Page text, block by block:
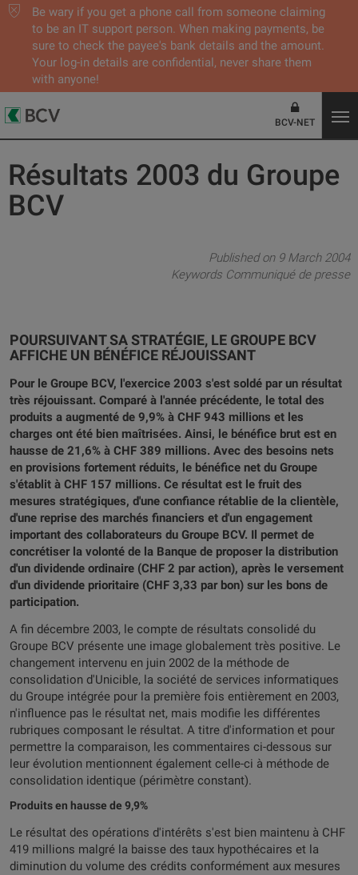
Be wary if you get a phone call from someone claiming
to be an IT support person. When making payments, be
sure to check the payee's bank details and the amount.
Your log-in details are confidential, never share them
with anyone!
BCV-NET
Résultats 2003 du Groupe
BCV
Published on 9 March 2004
Keywords Communiqué de presse
POURSUIVANT SA STRATÉGIE, LE GROUPE BCV
AFFICHE UN BÉNÉFICE RÉJOUISSANT
Pour le Groupe BCV, l'exercice 2003 s'est soldé par un résultat
très réjouissant. Comparé à l'année précédente, le total des
produits a augmenté de 9,9% à CHF 943 millions et les
charges ont été bien maîtrisées. Ainsi, le bénéfice brut est en
hausse de 21,6% à CHF 389 millions. Avec des besoins nets
en provisions fortement réduits, le bénéfice net du Groupe
s'établit à CHF 157 millions. Ce résultat est le fruit des
mesures stratégiques, d'une confiance rétablie de la clientèle,
d'une reprise des marchés financiers et d'un engagement
important des collaborateurs du Groupe BCV. Il permet de
concrétiser la volonté de la Banque de proposer la distribution
d'un dividende ordinaire (CHF 2 par action), après le versement
d'un dividende prioritaire (CHF 3,33 par bon) sur les bons de
participation.
A fin décembre 2003, le compte de résultats consolidé du
Groupe BCV présente une image globalement très positive. Le
changement intervenu en juin 2002 de la méthode de
consolidation d'Unicible, la société de services informatiques
du Groupe intégrée pour la première fois entièrement en 2003,
n'influence pas le résultat net, mais modifie les différentes
rubriques composant le résultat. A titre d'information et pour
permettre la comparaison, les commentaires ci-dessous sur
leur évolution mentionnent également celle-ci à méthode de
consolidation identique (périmètre constant).
Produits en hausse de 9,9%
Le résultat des opérations d'intérêts s'est bien maintenu à CHF
419 millions malgré la baisse des taux hypothécaires et la
diminution du volume des crédits conformément aux mesures